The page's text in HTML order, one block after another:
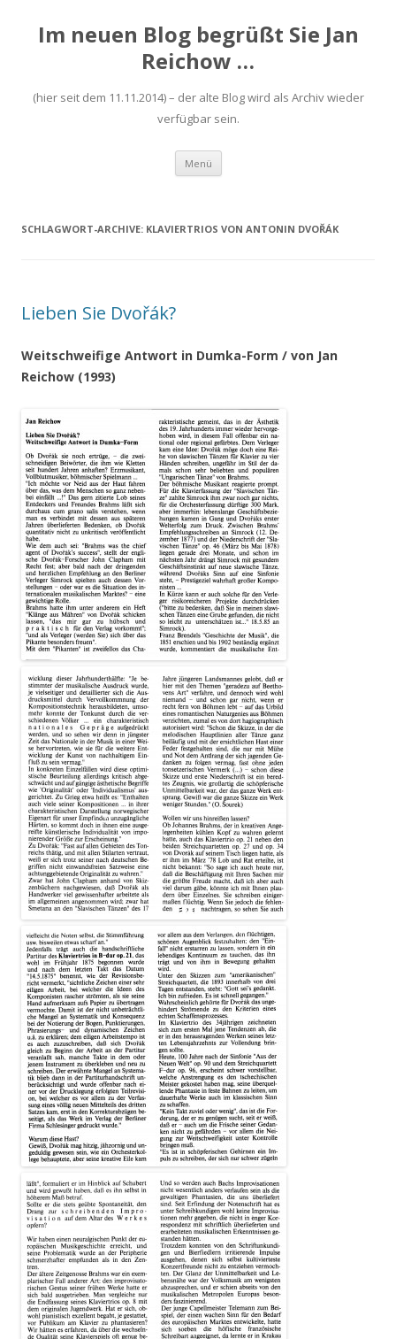
Im neuen Blog begrüßt Sie Jan
Reichow …
(hier seit dem 11.11.2014) – der alte Blog wird als Archiv wieder
verfügbar sein.
Menü Zum
springen
SCHLAGWORT-ARCHIVE: KLAVIERTRIOS VON ANTONIN DVOŘÁK
Lieben Sie Dvořák?
Weitschweifige Antwort in Dumka-Form / von Jan
Reichow (1993)